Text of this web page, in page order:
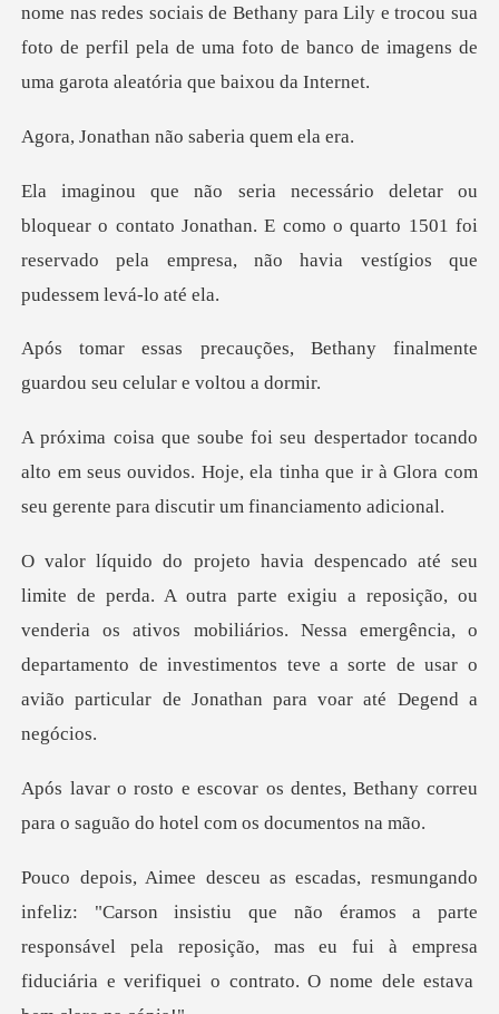
nome nas redes sociais de Bethany para Lily e troc
n não saberia
contato Jonathan. E como o quarto 1501 foi
reservado pela
Bethany finalmente
guardou se
lto em seus ouvidos. Hoje, ela tinha que ir à Glora com
reposição, ou
venderia os ativos mobiliários. Nessa emergência, o
departamento de investim
ntes, Bethany correu
para o saguão
iu que não éramos a parte
responsável pela reposição, mas eu fui à empresa